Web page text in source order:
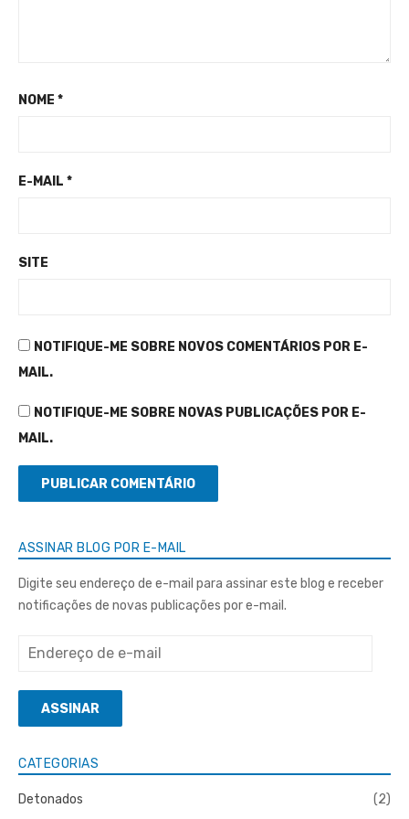
NOME *
E-MAIL *
SITE
NOTIFIQUE-ME SOBRE NOVOS COMENTÁRIOS POR E-
MAIL.
NOTIFIQUE-ME SOBRE NOVAS PUBLICAÇÕES POR E-
MAIL.
ASSINAR BLOG POR E-MAIL
Digite seu endereço de e-mail para assinar este blog e receber
notificações de novas publicações por e-mail.
Endereço
e-
mailASSINAR
CATEGORIAS
Detonados (2)